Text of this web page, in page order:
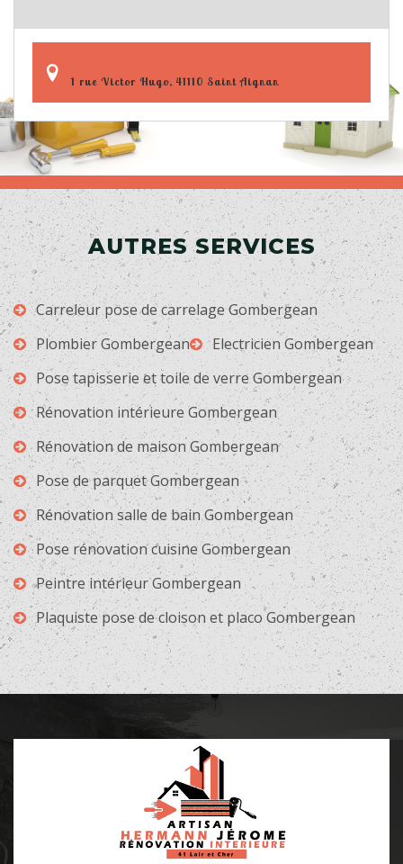
1 rue Victor Hugo, 41110 Saint Aignan
AUTRES SERVICES
Carreleur pose de carrelage Gombergean
Plombier Gombergean
Electricien Gombergean
Pose tapisserie et toile de verre Gombergean
Rénovation intérieure Gombergean
Rénovation de maison Gombergean
Pose de parquet Gombergean
Rénovation salle de bain Gombergean
Pose rénovation cuisine Gombergean
Peintre intérieur Gombergean
Plaquiste pose de cloison et placo Gombergean